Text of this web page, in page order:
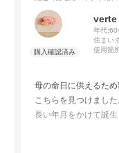
verte
年代:60
住まい:
使用箇
母の命日に供えるた
こちらを見つけました
長い年月をかけて誕
で、上品な香りが立